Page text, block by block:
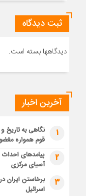
ثبت دیدگاه
دیدگاهها بسته است.
آخرین اخبار
1
نگاهی به تاریخ
قوم همواره
2
پیامدهای احداث
آسیای مرکزی
3
برخاستن ایران
اسرائیل